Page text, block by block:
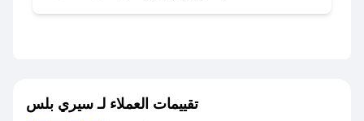
جديد.
تقييمات العملاء لـ سيري بلس